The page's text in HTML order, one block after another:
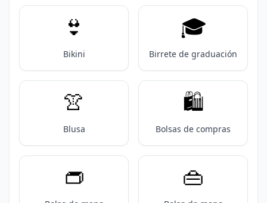
👙
Bikini
🎓️
Birrete de graduación
👚
Blusa
🛍️
Bolsas de compras
👝 👜